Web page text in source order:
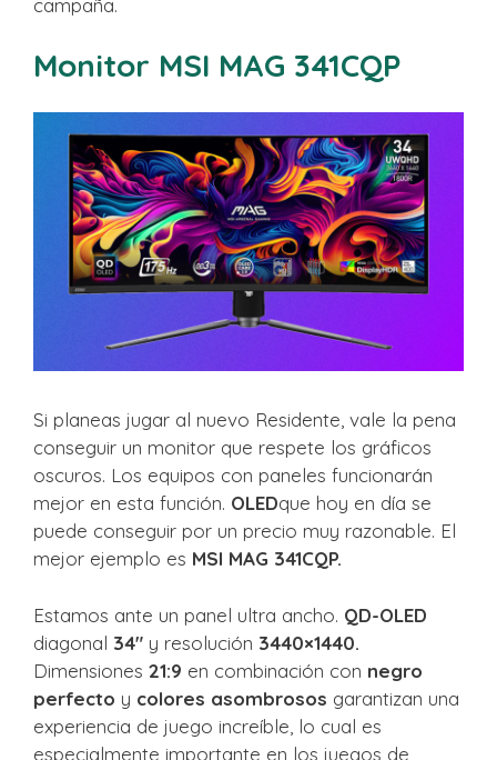
campaña.
Monitor MSI MAG 341CQP
Si planeas jugar al nuevo Residente, vale la pena
conseguir un monitor que respete los gráficos
oscuros. Los equipos con paneles funcionarán
mejor en esta función. OLEDque hoy en día se
puede conseguir por un precio muy razonable. El
mejor ejemplo es MSI MAG 341CQP.
Estamos ante un panel ultra ancho. QD-OLED
diagonal 34″ y resolución 3440×1440.
Dimensiones 21:9 en combinación con negro
perfecto y colores asombrosos garantizan una
experiencia de juego increíble, lo cual es
especialmente importante en los juegos de